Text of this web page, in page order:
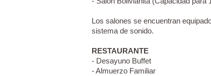
Los salones se encuentran
sistema de sonido.
RESTAURANTE
- Desayuno Buffet
- Almuerzo Familiar